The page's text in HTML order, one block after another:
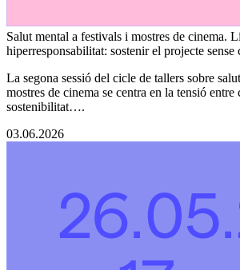
Salut mental a festivals i mostres de cinema.
hiperresponsabilitat: sostenir el projecte sense
La segona sessió del cicle de tallers sobre
mostres de cinema se centra en la tensió entre
sostenibilitat….
03.06.2026